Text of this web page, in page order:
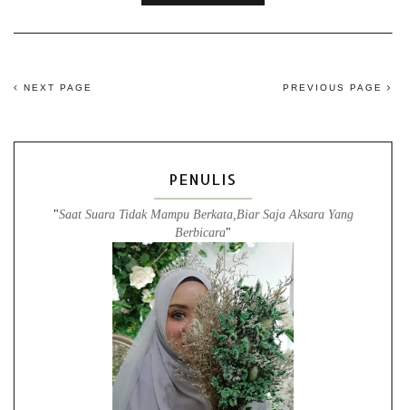
NEXT PAGE PREVIOUS PAGE
PENULIS
"Saat Suara Tidak Mampu Berkata,Biar Saja Aksara Yang
Berbicara"